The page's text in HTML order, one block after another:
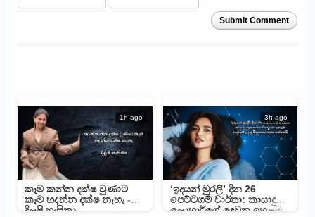
Submit Comment
1h ago
කෑම කන්න දක්ෂ වුණාට
කෑම හදන්න දක්ෂ නැහැ -
දිලුෂී හංසිකා
3h ago
‘ඉදයන් මුරලි’ දින 26
පෙට්ටගම් වාර්තා: කායාදු
ලොහාර්ගේ දෙවන ඉහළම